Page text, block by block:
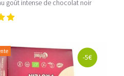
goût intense de chocolat noir
-5€